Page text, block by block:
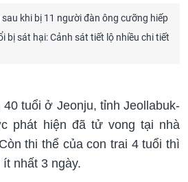
khi bị 11 người đàn ông cưỡng hiếp
bị sát hại: Cảnh sát tiết lộ nhiều chi tiết
tuổi ở Jeonju, tỉnh Jeollabuk-
phát hiện đã tử vong tại nhà
thi thể của con trai 4 tuổi thì
nhất 3 ngày.